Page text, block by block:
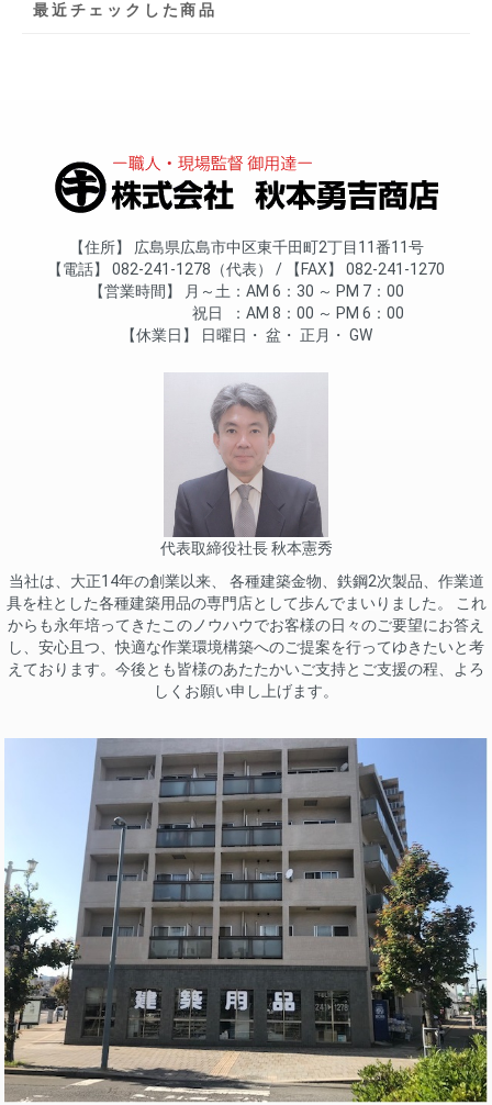
最近チェックした商品
住所
広島県広島市中区東千田町2丁目11番11号
電話
082-241-1278（代表） FAX
082-241-1270
営業時間
月～土
AM 6：30 ～ PM 7：00
祝日
AM 8：00 ～ PM 6：00
休業日
日曜日 盆 正月 GW
代表取締役社長 秋本憲秀
当社は、大正14年の創業以来、 各種建築金物、鉄鋼2次製品、作業道
具を柱とした各種建築用品の専門店として歩んでまいりました。 これ
からも永年培ってきたこのノウハウでお客様の日々のご要望にお答え
し、安心且つ、快適な作業環境構築へのご提案を行ってゆきたいと考
えております。今後とも皆様のあたたかいご支持とご支援の程、よろ
しくお願い申し上げます。